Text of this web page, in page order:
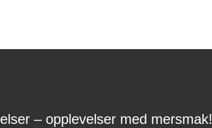
– opplevelser med mersmak!